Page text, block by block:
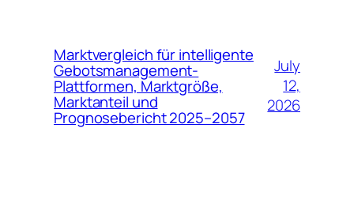
Marktvergleich für intelligente
Gebotsmanagement-
Plattformen, Marktgröße,
Marktanteil und
Prognosebericht 2025–2057
July
12,
2026